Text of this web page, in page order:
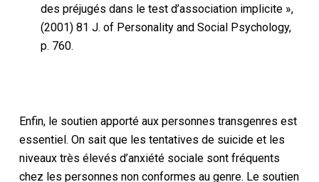
des préjugés dans le test d’association implicite »,
(2001) 81 J. of Personality and Social Psychology,
p. 760.
Enfin, le soutien apporté aux personnes transgenres est
essentiel. On sait que les tentatives de suicide et les
niveaux très élevés d’anxiété sociale sont fréquents
chez les personnes non conformes au genre. Le soutien